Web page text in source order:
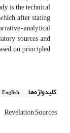
is the technical
after stating
analytical
sources and
on principled
کلیدواژه‌ها English
Revelation Sources